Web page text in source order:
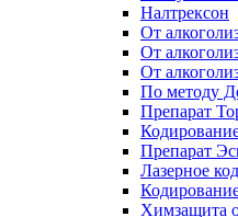
Налтрексон
От
От
От
По методу
Препарат
Препарат
Лазерное
Химзащита